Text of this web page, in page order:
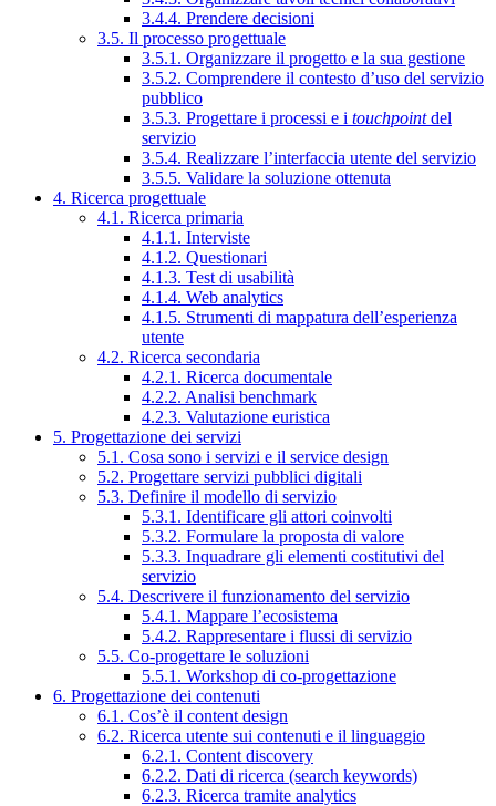
3.4.4. Prendere decisioni
3.5. Il processo progettuale
3.5.1. Organizzare il progetto e la sua gestione
3.5.2. Comprendere il contesto d’uso del servizio
pubblico
3.5.3. Progettare i processi e i touchpointdel
servizio
3.5.4. Realizzare l’interfaccia utente del servizio
3.5.5. Validare la soluzione ottenuta
4. Ricerca progettuale
4.1. Ricerca primaria
4.1.1. Interviste
4.1.2. Questionari
4.1.3. Test di usabilità
4.1.4. Web analytics
4.1.5. Strumenti di mappatura dell’esperienza
utente
4.2. Ricerca secondaria
4.2.1. Ricerca documentale
4.2.2. Analisi benchmark
4.2.3. Valutazione euristica
5. Progettazione dei servizi
5.1. Cosa sono i servizi e il service design
5.2. Progettare servizi pubblici digitali
5.3. Definire il modello di servizio
5.3.1. Identificare gli attori coinvolti
5.3.2. Formulare la proposta di valore
5.3.3. Inquadrare gli elementi costitutivi del
servizio
5.4. Descrivere il funzionamento del servizio
5.4.1. Mappare l’ecosistema
5.4.2. Rappresentare i flussi di servizio
5.5. Co-progettare le soluzioni
5.5.1. Workshop di co-progettazione
6. Progettazione dei contenuti
6.1. Cos’è il content design
6.2. Ricerca utente sui contenuti e il linguaggio
6.2.1. Content discovery
6.2.2. Dati di ricerca (search keywords)
6.2.3. Ricerca tramite analytics